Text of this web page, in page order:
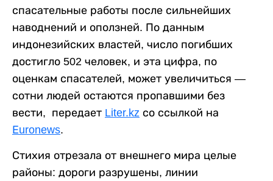
спасательные работы после сильнейших
наводнений и оползней. По данным
индонезийских властей, число погибших
достигло 502 человек, и эта цифра, по
оценкам спасателей, может увеличиться —
сотни людей остаются пропавшими без
вести, передает Liter.kz со ссылкой на
Еuronews.
Стихия отрезала от внешнего мира целые
районы: дороги разрушены, линии